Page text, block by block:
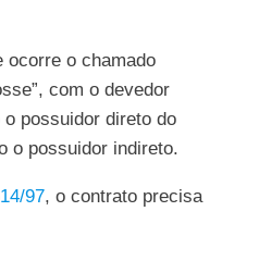
ocorre o chamado
com o devedor
possuidor direto do
o possuidor indireto.
97, o contrato precisa